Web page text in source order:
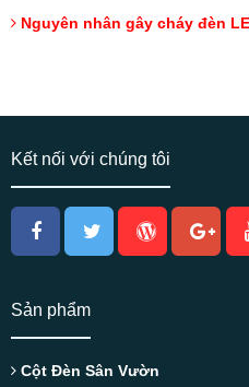
thắc mắc được người tiêu
Nguyên nhân gây cháy đèn
Kết nối với chúng tôi
Sản phẩm
Cột Đèn Sân Vườn